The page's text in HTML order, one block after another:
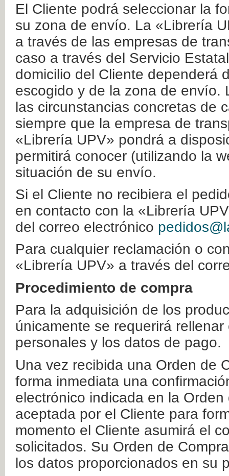
El Cliente podrá seleccionar la
su zona de envío. La «Librería
a través de las empresas de
caso a través del Servicio
domicilio del Cliente dependerá
escogido y de la zona de envío.
las circunstancias concretas de
siempre que la empresa de
«Librería UPV» pondrá a
permitirá conocer (utilizando la
situación de su envío.
Si el Cliente no recibiera el
en contacto con la «Librería
del correo electrónico
Para cualquier reclamación o
«Librería UPV» a través del
Procedimiento de compra
Para la adquisición de los
únicamente se requerirá
personales y los datos de pago.
Una vez recibida una Orden de
forma inmediata una
electrónico indicada en la
aceptada por el Cliente para
momento el Cliente asumirá el
solicitados. Su Orden de
los datos proporcionados en su